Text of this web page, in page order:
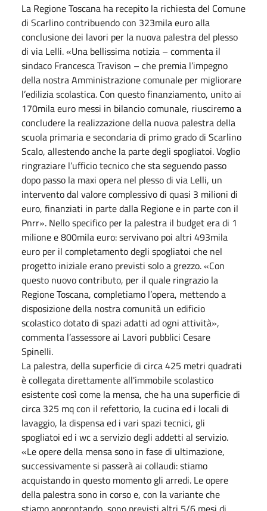
La Regione Toscana ha recepito la richiesta del Comune
di Scarlino contribuendo con 323mila euro alla
conclusione dei lavori per la nuova palestra del plesso
di via Lelli. «Una bellissima notizia – commenta il
sindaco Francesca Travison – che premia l’impegno
della nostra Amministrazione comunale per migliorare
l’edilizia scolastica. Con questo finanziamento, unito ai
170mila euro messi in bilancio comunale, riusciremo a
concludere la realizzazione della nuova palestra della
scuola primaria e secondaria di primo grado di Scarlino
Scalo, allestendo anche la parte degli spogliatoi. Voglio
ringraziare l’ufficio tecnico che sta seguendo passo
dopo passo la maxi opera nel plesso di via Lelli, un
intervento dal valore complessivo di quasi 3 milioni di
euro, finanziati in parte dalla Regione e in parte con il
Pnrr». Nello specifico per la palestra il budget era di 1
milione e 800mila euro: servivano poi altri 493mila
euro per il completamento degli spogliatoi che nel
progetto iniziale erano previsti solo a grezzo. «Con
questo nuovo contributo, per il quale ringrazio la
Regione Toscana, completiamo l’opera, mettendo a
disposizione della nostra comunità un edificio
scolastico dotato di spazi adatti ad ogni attività»,
commenta l’assessore ai Lavori pubblici Cesare
Spinelli.
La palestra, della superficie di circa 425 metri quadrati
è collegata direttamente all'immobile scolastico
esistente così come la mensa, che ha una superficie di
circa 325 mq con il refettorio, la cucina ed i locali di
lavaggio, la dispensa ed i vari spazi tecnici, gli
spogliatoi ed i wc a servizio degli addetti al servizio.
«Le opere della mensa sono in fase di ultimazione,
successivamente si passerà ai collaudi: stiamo
acquistando in questo momento gli arredi. Le opere
della palestra sono in corso e, con la variante che